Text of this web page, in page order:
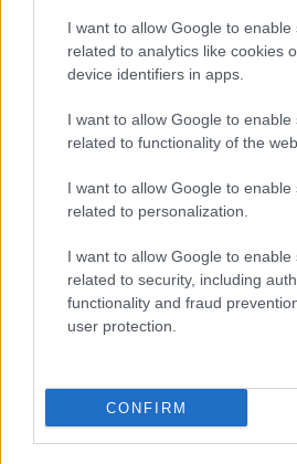
I want to allow Google to enable
related to analytics like cookies
device identifiers in apps.
I want to allow Google to enable
related to functionality of the
I want to allow Google to enable
related to personalization.
I want to allow Google to enable
related to security, including
functionality and fraud
user protection.
CONFIRM
Τα 6 σημεία του σπιτιού που
καθαρίζεις κάθε εβδομάδα
3-3-3 rule: Ο κανόνας που θα
SELMA BLAIR